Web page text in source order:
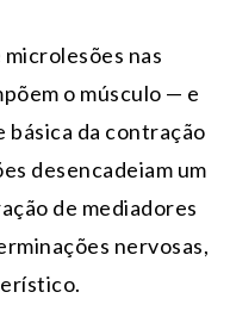
nas
o músculo — e
básica da contração
desencadeiam um
de mediadores
nervosas,